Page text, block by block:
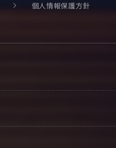
個人情報保護方針